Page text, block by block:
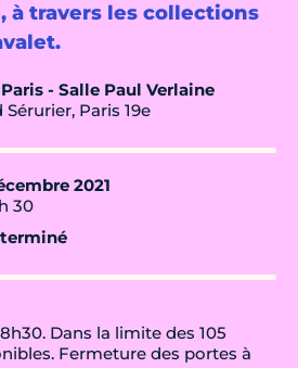
à travers les collections
- Salle Paul Verlaine
Paris 19e
2021
30
Dans la limite des 105
Fermeture des portes à